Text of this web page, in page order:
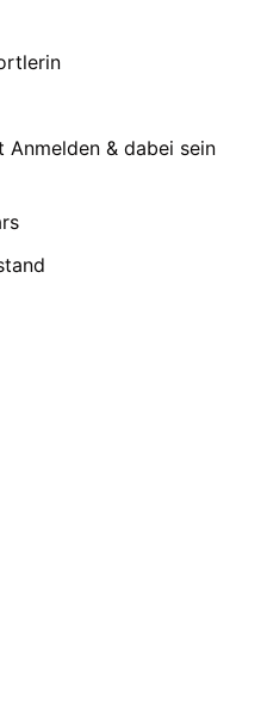
& dabei sein